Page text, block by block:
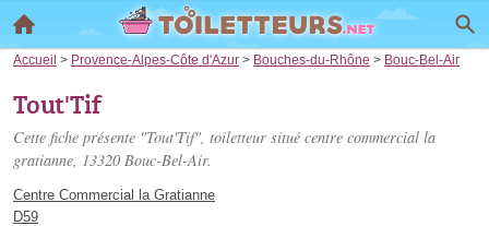
Accueil > Provence-Alpes-Côte d'Azur > Bouches-du-Rhône > Bouc-Bel-Air
Tout'Tif
Cette fiche présente "Tout'Tif", toiletteur situé centre commercial la
gratianne, 13320 Bouc-Bel-Air.
Centre Commercial la Gratianne
D59